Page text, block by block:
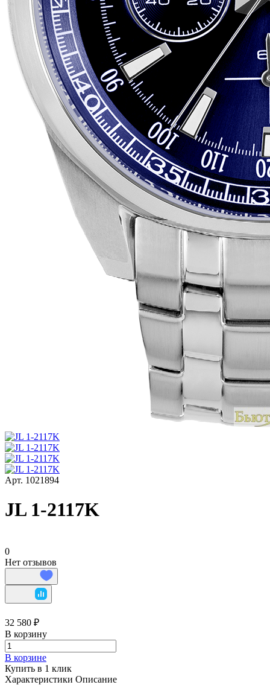
Арт. 1021894
JL 1-2117K
0
Нет отзывов
32 580 ₽
В корзину
В корзине
Купить в 1 клик
Характеристики Описание